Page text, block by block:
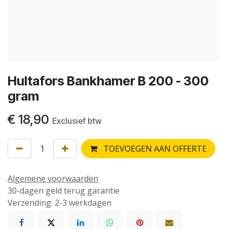
Hultafors Bankhamer B 200 - 300
gram
€ 18,90 Exclusief btw
TOEVOEGEN AAN OFFERTE
Algemene voorwaarden
30-dagen geld terug garantie
Verzending: 2-3 werkdagen